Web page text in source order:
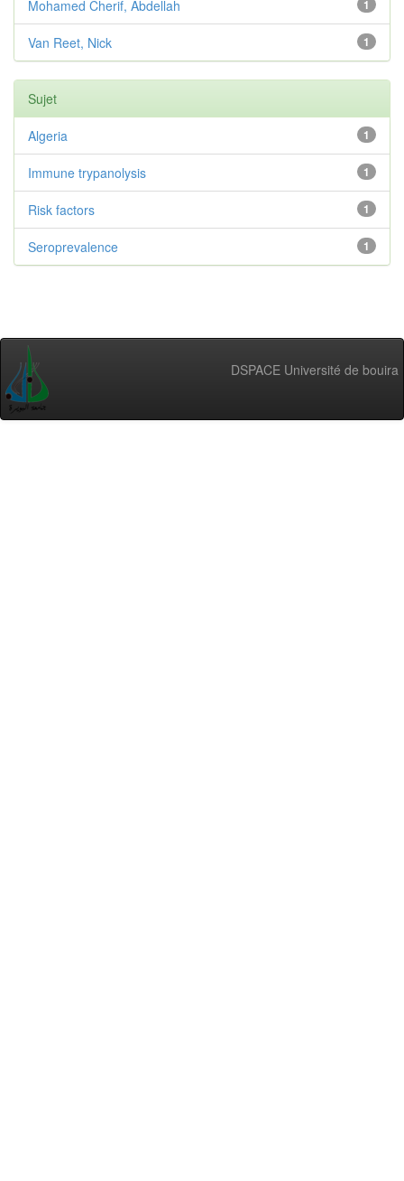
1
Mohamed Cherif, Abdellah
1
Van Reet, Nick
Sujet
1
Algeria
1
Immune trypanolysis
1
Risk factors
1
Seroprevalence
DSPACE Université de bouira